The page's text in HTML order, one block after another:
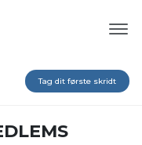
Tag dit første skridt